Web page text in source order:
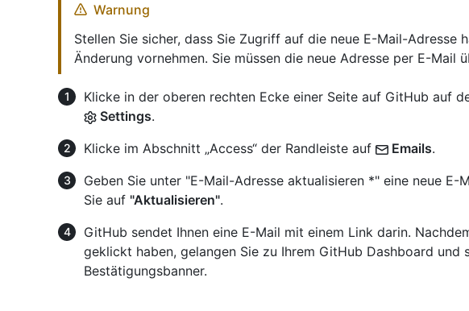
Warnung
Stellen Sie sicher, dass Sie Zugriff auf die neue E-Mail-Adresse
Änderung vornehmen. Sie müssen die neue Adresse per E-Mail
Klicke in der oberen rechten Ecke einer Seite auf GitHub auf
Settings.
Klicke im Abschnitt „Access“ der Randleiste auf
Emails.
Geben Sie unter "E-Mail-Adresse aktualisieren *" eine neue E-
Sie auf "Aktualisieren".
GitHub sendet Ihnen eine E-Mail mit einem Link darin.
geklickt haben, gelangen Sie zu Ihrem GitHub Dashboard und
Bestätigungsbanner.